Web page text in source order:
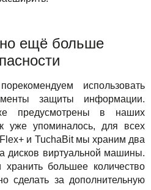
ещё больше
использовать
защиты информации.
предусмотрены в наших
уже упоминалось, для всех
и TuchaBit мы храним два
дисков виртуальной машины.
большее количество
сделать за дополнительную